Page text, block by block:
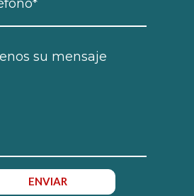
ENVIAR